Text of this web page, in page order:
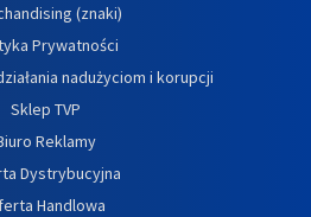
(znaki)
Prywatności
nadużyciom i korupcji
Sklep TVP
Reklamy
Dystrybucyjna
Handlowa